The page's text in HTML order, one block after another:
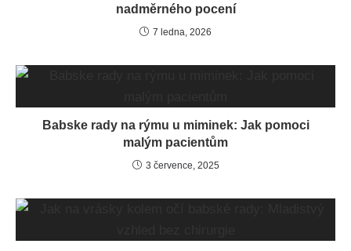
nadměrného pocení
7 ledna, 2026
Babske rady na rýmu u miminek: Jak pomoci
malým pacientům
3 července, 2025